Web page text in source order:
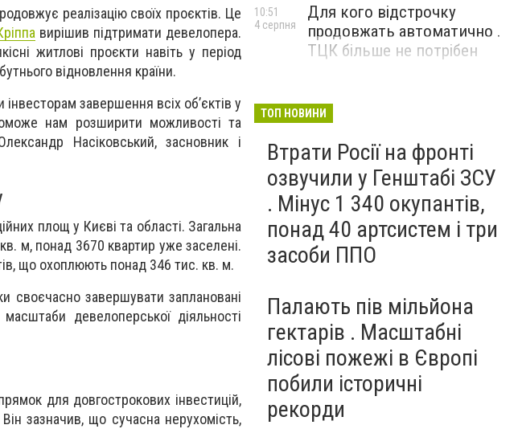
реалізацію своїх проєктів. Це
вирішив підтримати девелопера.
житлові проєкти навіть у період
відновлення країни.
завершення всіх об’єктів у
нам розширити можливості та
Насіковський, засновник і
площ у Києві та області. Загальна
м, понад 3670 квартир уже заселені.
що охоплюють понад 346 тис. кв. м.
своєчасно завершувати заплановані
девелоперської діяльності
для довгострокових інвестицій,
зазначив, що сучасна нерухомість,
Для кого відстрочку
продовжать автоматично .
ТЦК більше не потрібен
10:51
4 серпня
ТОП НОВИНИ
Втрати Росії на фронті
озвучили у Генштабі ЗСУ
. Мінус 1 340 окупантів,
понад 40 артсистем і три
засоби ППО
Палають пів мільйона
гектарів . Масштабні
лісові пожежі в Європі
побили історичні
рекорди